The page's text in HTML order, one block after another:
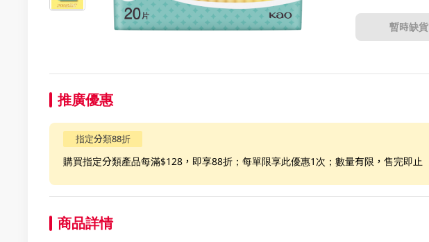
暫時缺貨
推廣優惠
指定分類88折
購買指定分類產品每滿$128，即享88折；每單限享此優惠1次；數量有限，售完即止
商品詳情